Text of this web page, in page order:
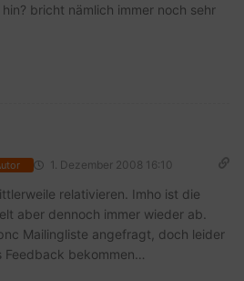
bricht nämlich immer noch sehr
1. Dezember 2008 16:10
relativieren. Imho ist die
aber dennoch immer wieder ab.
Mailingliste angefragt, doch leider
Feedback bekommen…